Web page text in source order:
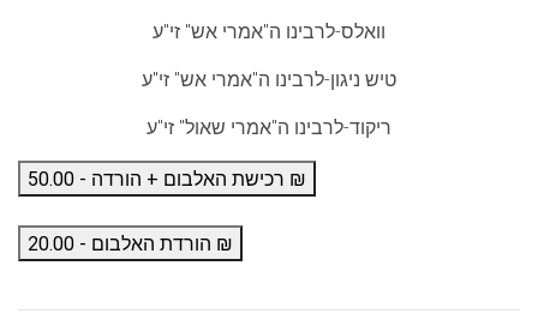
וואלס-לרבינו ה"אמרי אש" זי"ע
טיש ניגון-לרבינו ה"אמרי אש" זי"ע
ריקוד-לרבינו ה"אמרי שאול" זי"ע
רכישת האלבום + הורדה - 50.00 ₪
הורדת האלבום - 20.00 ₪